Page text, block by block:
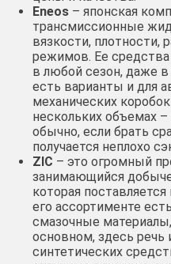
Eneos – японская
трансмиссионные
вязкости, плотности,
режимов. Ее средства
в любой сезон, даже
есть варианты и для
механических
нескольких объемах –
обычно, если брать
получается неплохо
ZIC – это огромный
занимающийся
которая
его ассортименте
смазочные
основном, здесь речь
синтетических